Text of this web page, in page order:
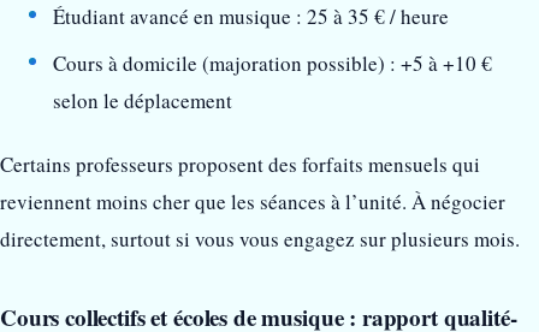
Étudiant avancé en musique : 25 à 35 € / heure
Cours à domicile (majoration possible) : +5 à +10 €
selon le déplacement
Certains professeurs proposent des forfaits mensuels qui
reviennent moins cher que les séances à l’unité. À négocier
directement, surtout si vous vous engagez sur plusieurs mois.
Cours collectifs et écoles de musique : rapport qualité-